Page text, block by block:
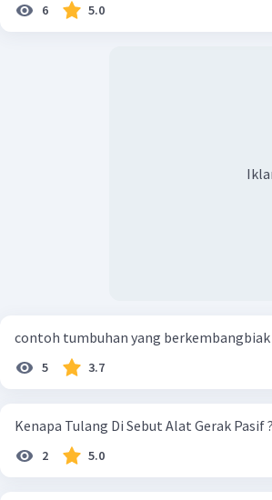
6 5.0
contoh tumbuhan yang berkembangbiak
5 3.7
Kenapa Tulang Di Sebut Alat Gerak Pasif ?
2 5.0